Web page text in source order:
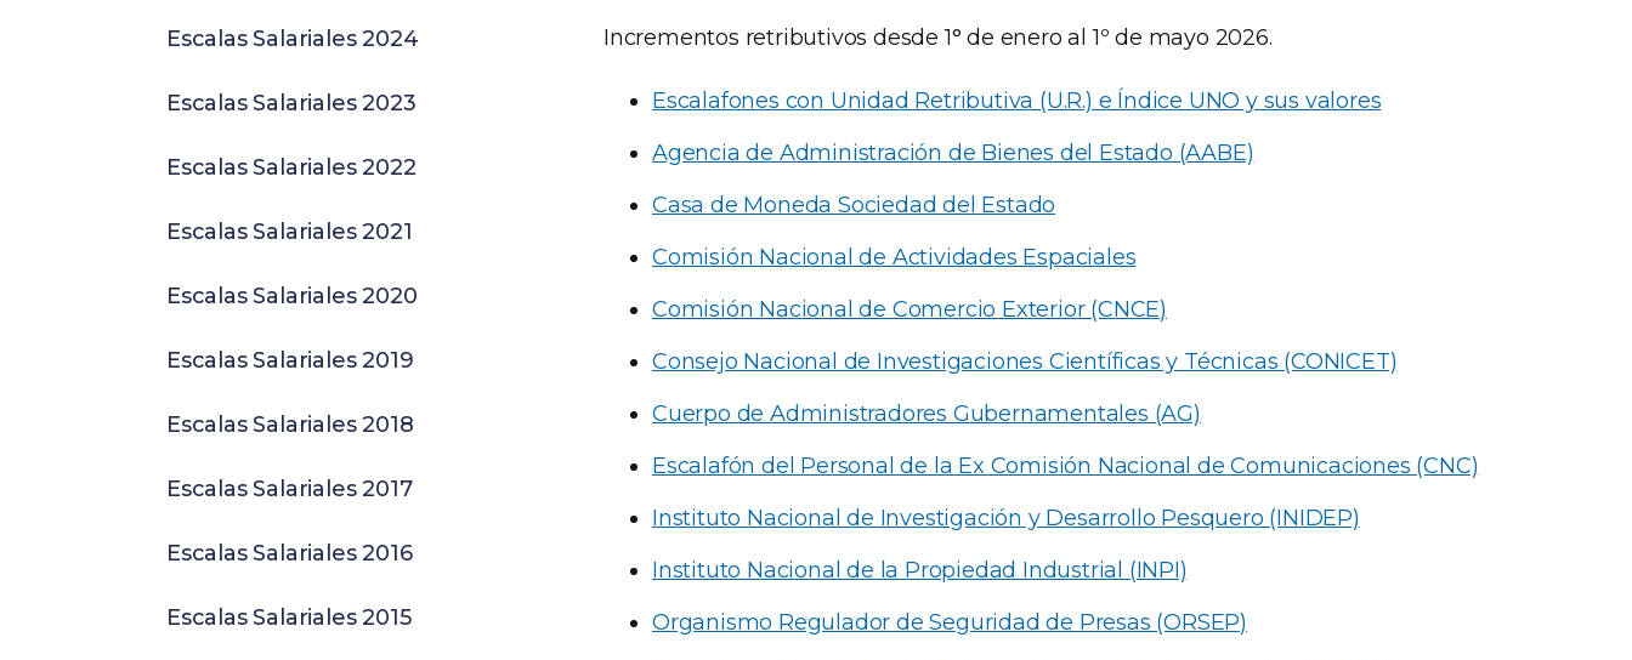
Incrementos retributivos desde 1° de enero al 1º de mayo 2026.
Escalafones con Unidad Retributiva (U.R.) e Índice UNO y sus valores
Agencia de Administración de Bienes del Estado (AABE)
Casa de Moneda Sociedad del Estado
Comisión Nacional de Actividades Espaciales
Comisión Nacional de Comercio Exterior (CNCE)
Consejo Nacional de Investigaciones Científicas y Técnicas (CONICET)
Cuerpo de Administradores Gubernamentales (AG)
Escalafón del Personal de la Ex Comisión Nacional de Comunicaciones (CNC)
Instituto Nacional de Investigación y Desarrollo Pesquero (INIDEP)
Instituto Nacional de la Propiedad Industrial (INPI)
Organismo Regulador de Seguridad de Presas (ORSEP)
Escalas Salariales 2024
Escalas Salariales 2023
Escalas Salariales 2022
Escalas Salariales 2021
Escalas Salariales 2020
Escalas Salariales 2019
Escalas Salariales 2018
Escalas Salariales 2017
Escalas Salariales 2016
Escalas Salariales 2015